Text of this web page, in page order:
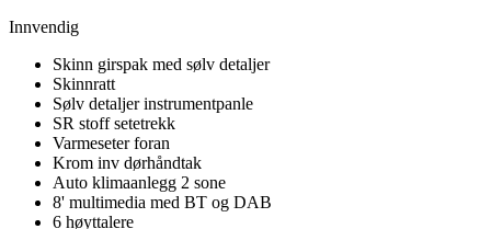
Innvendig
Skinn girspak med sølv detaljer
Skinnratt
Sølv detaljer instrumentpanle
SR stoff setetrekk
Varmeseter foran
Krom inv dørhåndtak
Auto klimaanlegg 2 sone
8' multimedia med BT og DAB
6 høyttalere